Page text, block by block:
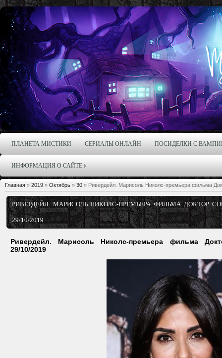
ПЛАНЕТА МИСТИКИ СЕРИАЛЫ ОНЛАЙН ПОСИДЕЛКИ С
ИНФОРМАЦИЯ О САЙТЕ
Главная » 2019 » Октябрь » 30 » Ривердейл. Марисоль Николс-премьера фильма
РИВЕРДЕЙЛ. МАРИСОЛЬ НИКОЛС-ПРЕМЬЕРА ФИЛЬМА ДОКТОР
29/10/2019
Ривердейл. Марисоль Николс-премьера фильма
29/10/2019